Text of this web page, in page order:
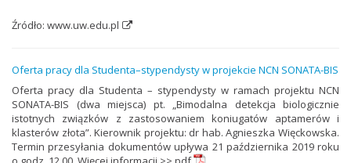
Źródło: www.uw.edu.pl
Oferta pracy dla Studenta–stypendysty w projekcie NCN SONATA-BIS
Oferta pracy dla Studenta – stypendysty w ramach projektu NCN
SONATA-BIS (dwa miejsca) pt. „Bimodalna detekcja biologicznie
istotnych związków z zastosowaniem koniugatów aptamerów i
klasterów złota”. Kierownik projektu: dr hab. Agnieszka Więckowska.
Termin przesyłania dokumentów upływa 21 października 2019 roku